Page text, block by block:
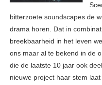
bitterzoete soundscapes de
drama horen. Dat in
breekbaarheid in het leven
ons maar al te bekend in de
die de laatste 10 jaar ook
nieuwe project haar stem